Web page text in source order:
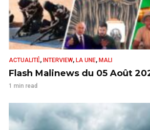
ACTUALITÉ, INTERVIEW, LA UNE, MALI
Flash Malinews du 05 Août
1 min read